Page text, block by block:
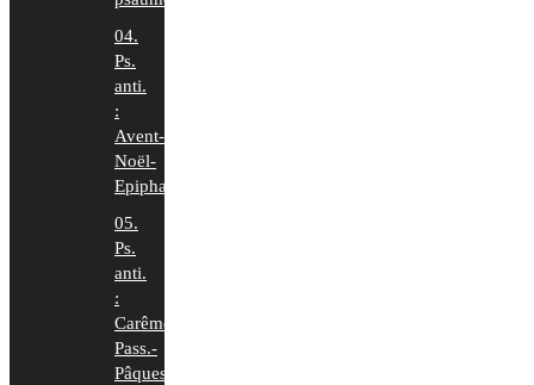
04.
Ps.
anti.
:
Avent-
Noël-
Epiphanie
05.
Ps.
anti.
:
Carême-
Pass.-
Pâques